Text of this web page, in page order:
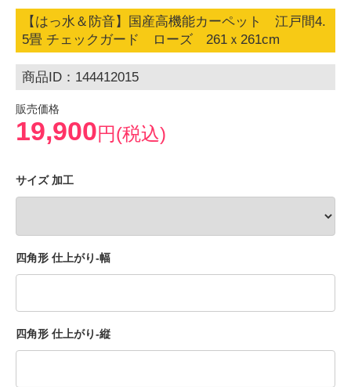
【はっ水＆防音】国産高機能カーペット 江戸間4.
5畳 チェックガード ローズ 261ｘ261cm
商品ID：144412015
販売価格
19,900円(税込)
サイズ 加工
四角形 仕上がり-幅
四角形 仕上がり-縦